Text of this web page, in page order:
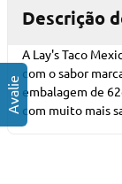
Descrição
A Lay's Taco
com o sabor
embalagem de
com muito mais